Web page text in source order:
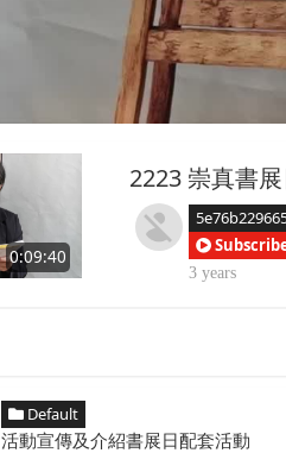
0:09:40
2223 崇真書展
3 years
Default
活動宣傳及介紹書展日配套活動